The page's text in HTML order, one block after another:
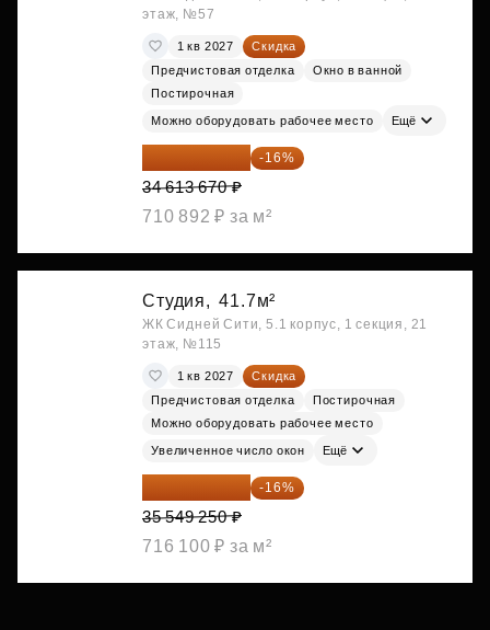
этаж, №57
1 кв 2027
Скидка
Предчистовая отделка
Окно в ванной
Постирочная
Можно оборудовать рабочее место Ещё
29 075 483 ₽ -16%
34 613 670 ₽
710 892 ₽ за м²
Студия, 41.7м²
ЖК Сидней Сити, 5.1 корпус, 1 секция, 21
этаж, №115
1 кв 2027
Скидка
Предчистовая отделка
Постирочная
Можно оборудовать рабочее место
Увеличенное число окон Ещё
29 861 370 ₽ -16%
35 549 250 ₽
716 100 ₽ за м²